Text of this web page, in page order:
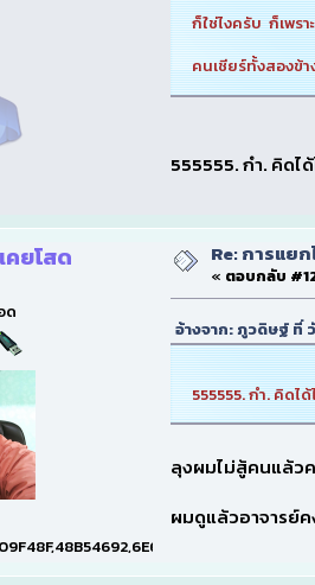
ก็ใช่ไงครับ ก็เพร
คนเชียร์ทั้งสองข้
555555. กำ. คิดไ
คยโสด
ด
Re: การแย
« ตอบกลับ
อ้างจาก: ภูวดิษฐ์ ที่
555555. กำ. คิดได้
ลุงผมไม่สู้คนแล้ว
ผมดูแล้วอาจารย์